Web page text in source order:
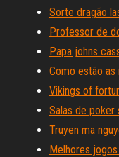
Sorte dragão
Professor de
Papa johns
Como estão as
Vikings of
Salas de poker
Truyen ma
Melhores